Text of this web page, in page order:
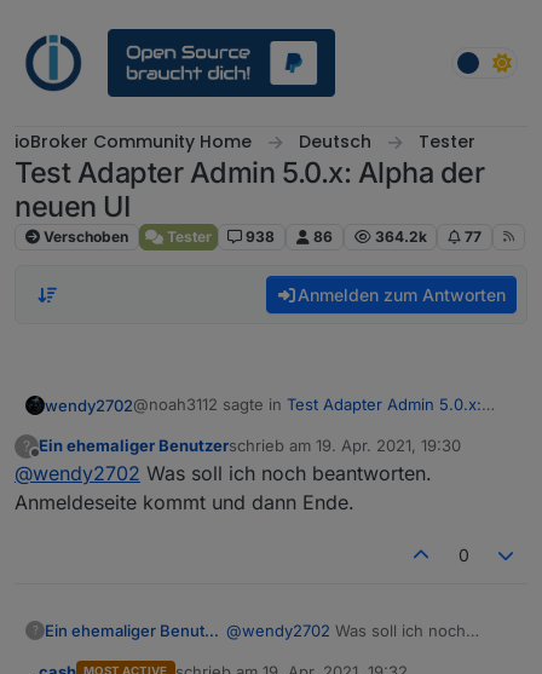
ioBroker Community Home Deutsch Tester
Test Adapter Admin 5.0.x: Alpha der
neuen UI
Verschoben Tester 938 86 364.2k 77
Anmelden zum Antworten
wendy2702@noah3112 sagte in Test Adapter Admin 5.0.x:
Was kann ich jetzt noch versuchen.
?
Offline
Ein ehemaliger Benutzerschrieb am 19. Apr. 2021, 19:30
zuletzt editiert von
@wendy2702 Was soll ich noch beantworten.
Anmeldeseite kommt und dann Ende.
0
? Ein ehemaliger Benutzer @wendy2702 Was soll ich noch
MOST ACTIVE